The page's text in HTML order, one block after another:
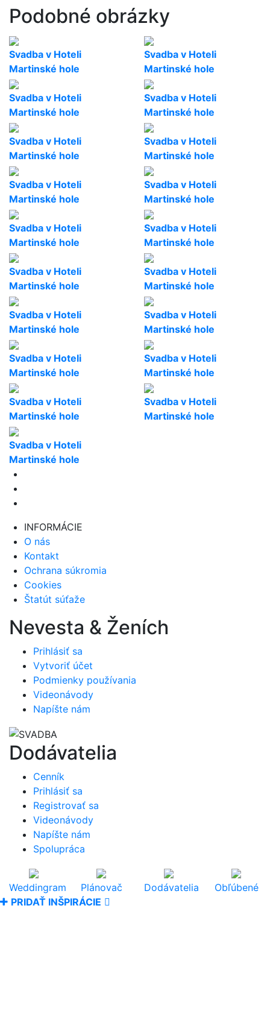
Podobné obrázky
Svadba v Hoteli
Martinské hole
Svadba v Hoteli
Martinské hole
Svadba v Hoteli
Martinské hole
Svadba v Hoteli
Martinské hole
Svadba v Hoteli
Martinské hole
Svadba v Hoteli
Martinské hole
Svadba v Hoteli
Martinské hole
Svadba v Hoteli
Martinské hole
Svadba v Hoteli
Martinské hole
Svadba v Hoteli
Martinské hole
Svadba v Hoteli
Martinské hole
Svadba v Hoteli
Martinské hole
Svadba v Hoteli
Martinské hole
Svadba v Hoteli
Martinské hole
Svadba v Hoteli
Martinské hole
Svadba v Hoteli
Martinské hole
Svadba v Hoteli
Martinské hole
Svadba v Hoteli
Martinské hole
Svadba v Hoteli
Martinské hole
INFORMÁCIE
O nás
Kontakt
Ochrana súkromia
Cookies
Štatút súťaže
Nevesta & Ženích
Prihlásiť sa
Vytvoriť účet
Podmienky používania
Videonávody
Napíšte nám
Dodávatelia
Cenník
Prihlásiť sa
Registrovať sa
Videonávody
Napíšte nám
Spolupráca
Weddingram Plánovač Dodávatelia
Obľúbené
PRIDAŤ INŠPIRÁCIE